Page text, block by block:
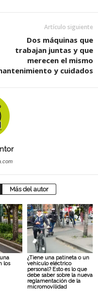
Artículo siguiente
Dos máquinas que
trabajan juntas y que
merecen el mismo
y cuidados
Más del autor
los
¿Tiene una patineta o un
vehículo eléctrico
personal? Esto es lo que
debe saber sobre la nueva
reglamentación de la
micromovilidad